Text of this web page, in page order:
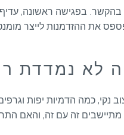
בהקשר. בפגישה ראשונה,
את ההזדמנות לייצר
לא נמדדת
נקי, כמה הדמיות יפות
זה עם זה, והאם